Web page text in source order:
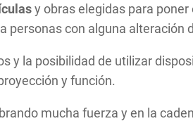
y obras elegidas para
personas con alguna alteración
y la posibilidad de utilizar
y función.
mucha fuerza y en la